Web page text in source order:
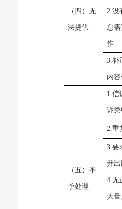
（四）无
法提供
2.没
息需
作
3.补
内
（五）不
予处理
1.信
诉
2.重
3.要
开
4.无
大